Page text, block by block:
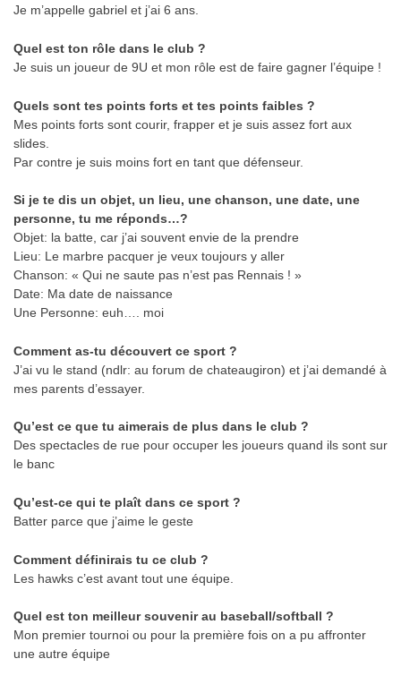
Je m’appelle gabriel et j’ai 6 ans.
Quel est ton rôle dans le club ?
Je suis un joueur de 9U et mon rôle est de faire gagner l’équipe !
Quels sont tes points forts et tes points faibles ?
Mes points forts sont courir, frapper et je suis assez fort aux
slides.
Par contre je suis moins fort en tant que défenseur.
Si je te dis un objet, un lieu, une chanson, une date, une
personne, tu me réponds…?
Objet: la batte, car j’ai souvent envie de la prendre
Lieu: Le marbre pacquer je veux toujours y aller
Chanson: « Qui ne saute pas n’est pas Rennais ! »
Date: Ma date de naissance
Une Personne: euh…. moi
Comment as-tu découvert ce sport ?
J’ai vu le stand (ndlr: au forum de chateaugiron) et j’ai demandé à
mes parents d’essayer.
Qu’est ce que tu aimerais de plus dans le club ?
Des spectacles de rue pour occuper les joueurs quand ils sont sur
le banc
Qu’est-ce qui te plaît dans ce sport ?
Batter parce que j’aime le geste
Comment définirais tu ce club ?
Les hawks c’est avant tout une équipe.
Quel est ton meilleur souvenir au baseball/softball ?
Mon premier tournoi ou pour la première fois on a pu affronter
une autre équipe